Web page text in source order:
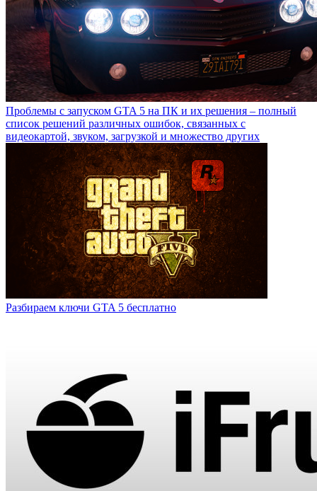
Проблемы с запуском GTA 5 на ПК и их решения – полный
список решений различных ошибок, связанных с
видеокартой, звуком, загрузкой и множество других
Разбираем ключи GTA 5 бесплатно